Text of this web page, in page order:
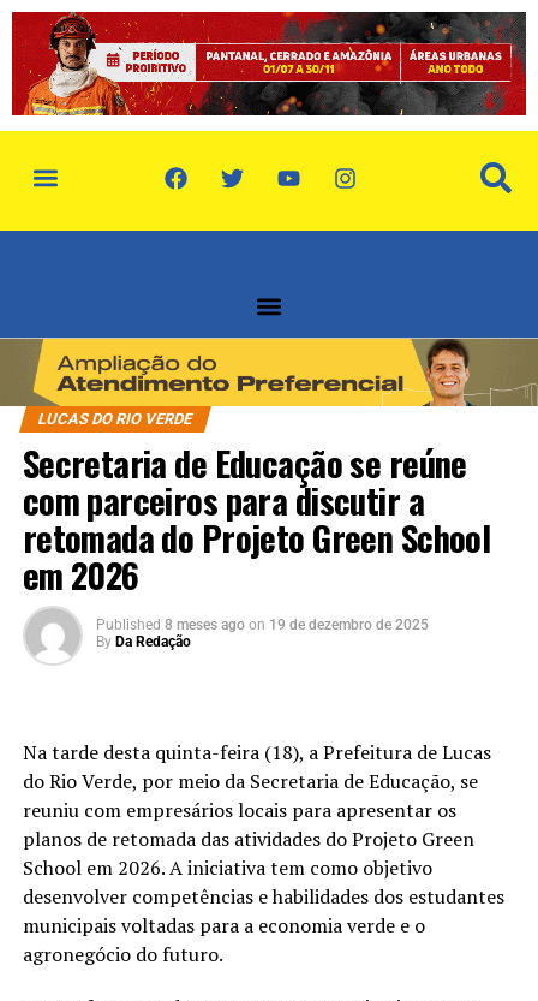
LUCAS DO RIO VERDE
Secretaria de Educação se reúne
com parceiros para discutir a
retomada do Projeto Green School
em 2026
Published 8 meses ago on 19 de dezembro de 2025
By Da Redação
Na tarde desta quinta-feira (18), a Prefeitura de Lucas
do Rio Verde, por meio da Secretaria de Educação, se
reuniu com empresários locais para apresentar os
planos de retomada das atividades do Projeto Green
School em 2026. A iniciativa tem como objetivo
desenvolver competências e habilidades dos estudantes
municipais voltadas para a economia verde e o
agronegócio do futuro.